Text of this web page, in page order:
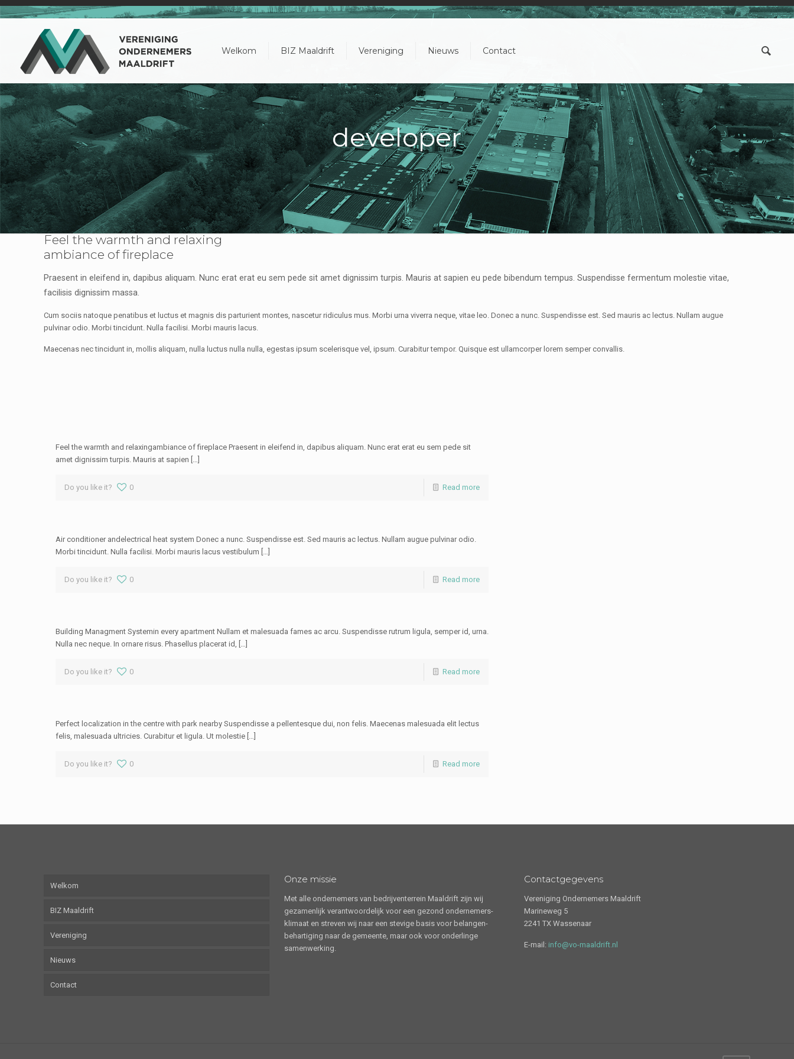
Welkom BIZ Maaldrift Vereniging Nieuws Contact
developer
Feel the warmth and relaxing
ambiance of fireplace
Praesent in eleifend in, dapibus aliquam. Nunc erat erat eu sem pede sit amet dignissim turpis. Mauris at sapien eu pede bibendum tempus. Suspendisse fermentum molestie vitae,
facilisis dignissim massa.
Cum sociis natoque penatibus et luctus et magnis dis parturient montes, nascetur ridiculus mus. Morbi urna viverra neque, vitae leo. Donec a nunc. Suspendisse est. Sed mauris ac lectus. Nullam augue
pulvinar odio. Morbi tincidunt. Nulla facilisi. Morbi mauris lacus.
Maecenas nec tincidunt in, mollis aliquam, nulla luctus nulla nulla, egestas ipsum scelerisque vel, ipsum. Curabitur tempor. Quisque est ullamcorper lorem semper convallis.
Feel the warmth and relaxingambiance of fireplace Praesent in eleifend in, dapibus aliquam. Nunc erat erat eu sem pede sit
amet dignissim turpis. Mauris at sapien […]
Do you like it? 0 Read more
Air conditioner andelectrical heat system Donec a nunc. Suspendisse est. Sed mauris ac lectus. Nullam augue pulvinar odio.
Morbi tincidunt. Nulla facilisi. Morbi mauris lacus vestibulum […]
Do you like it? 0 Read more
Building Managment Systemin every apartment Nullam et malesuada fames ac arcu. Suspendisse rutrum ligula, semper id, urna.
Nulla nec neque. In ornare risus. Phasellus placerat id, […]
Do you like it? 0 Read more
Perfect localization in the centre with park nearby Suspendisse a pellentesque dui, non felis. Maecenas malesuada elit lectus
felis, malesuada ultricies. Curabitur et ligula. Ut molestie […]
Do you like it? 0 Read more
Welkom
BIZ Maaldrift
Vereniging
Nieuws
Contact
Onze missie
Met alle ondernemers van bedrijventerrein Maaldrift zijn wij
gezamenlijk verantwoordelijk voor een gezond ondernemers-
klimaat en streven wij naar een stevige basis voor belangen-
behartiging naar de gemeente, maar ook voor onderlinge
samenwerking.
Contactgegevens
Vereniging Ondernemers Maaldrift
Marineweg 5
2241 TX Wassenaar
E-mail: info@vo-maaldrift.nl